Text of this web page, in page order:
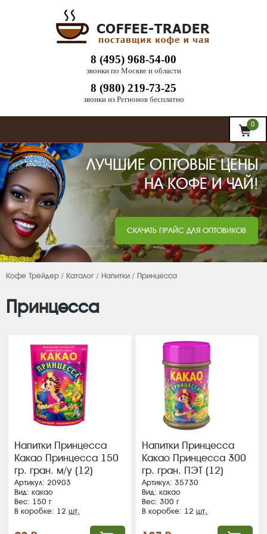
8 (495) 968-54-00
звонки по Москве и области
8 (980) 219-73-25
звонки из Регионов бесплатно
0
ЛУЧШИЕ ОПТОВЫЕ ЦЕНЫ
НА КОФЕ И ЧАЙ!
СКАЧАТЬ ПРАЙС ДЛЯ ОПТОВИКОВ
Кофе Трейдер / Каталог / Напитки / Принцесса
Принцесса
Напитки Принцесса
Какао Принцесса 150
гр. гран. м/у (12)
Артикул: 20903
Вид: какао
Вес: 150 г
В коробке: 12шт.
Напитки Принцесса
Какао Принцеcса 300
гр. гран. ПЭТ (12)
Артикул: 35730
Вид: какао
Вес: 300 г
В коробке: 12шт.